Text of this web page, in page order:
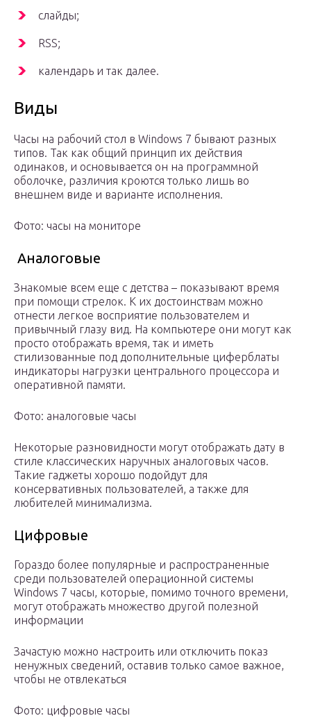
слайды;
RSS;
календарь и так далее.
Виды
Часы на рабочий стол в Windows 7 бывают разных
типов. Так как общий принцип их действия
одинаков, и основывается он на программной
оболочке, различия кроются только лишь во
внешнем виде и варианте исполнения.
Фото: часы на мониторе
Аналоговые
Знакомые всем еще с детства – показывают время
при помощи стрелок. К их достоинствам можно
отнести легкое восприятие пользователем и
привычный глазу вид. На компьютере они могут как
просто отображать время, так и иметь
стилизованные под дополнительные циферблаты
индикаторы нагрузки центрального процессора и
оперативной памяти.
Фото: аналоговые часы
Некоторые разновидности могут отображать дату в
стиле классических наручных аналоговых часов.
Такие гаджеты хорошо подойдут для
консервативных пользователей, а также для
любителей минимализма.
Цифровые
Гораздо более популярные и распространенные
среди пользователей операционной системы
Windows 7 часы, которые, помимо точного времени,
могут отображать множество другой полезной
информации
Зачастую можно настроить или отключить показ
ненужных сведений, оставив только самое важное,
чтобы не отвлекаться
Фото: цифровые часы